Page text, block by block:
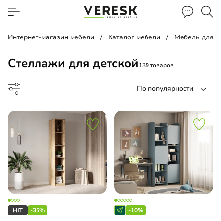
Интернет-магазин мебели Каталог мебели Мебель для
Стеллажи для детской139 товаров
По популярности
до
-35% -10%